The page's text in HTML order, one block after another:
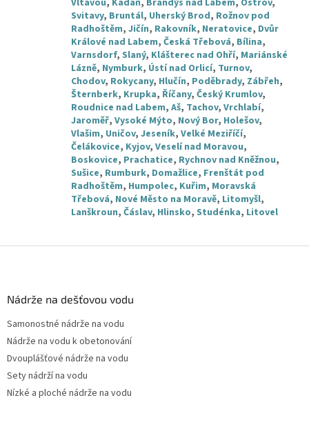
Vltavou, Kadaň, Brandýs nad Labem, Ostrov,
Svitavy, Bruntál, Uherský Brod, Rožnov pod
Radhoštěm, Jičín, Rakovník, Neratovice, Dvůr
Králové nad Labem, Česká Třebová, Bílina,
Varnsdorf, Slaný, Klášterec nad Ohří, Mariánské
Lázně, Nymburk, Ústí nad Orlicí, Turnov,
Chodov, Rokycany, Hlučín, Poděbrady, Zábřeh,
Šternberk, Krupka, Říčany, Český Krumlov,
Roudnice nad Labem, Aš, Tachov, Vrchlabí,
Jaroměř, Vysoké Mýto, Nový Bor, Holešov,
Vlašim, Uničov, Jeseník, Velké Meziříčí,
Čelákovice, Kyjov, Veselí nad Moravou,
Boskovice, Prachatice, Rychnov nad Kněžnou,
Sušice, Rumburk, Domažlice, Frenštát pod
Radhoštěm, Humpolec, Kuřim, Moravská
Třebová, Nové Město na Moravě, Litomyšl,
Lanškroun, Čáslav, Hlinsko, Studénka, Litovel
Nádrže na dešťovou vodu
Samonostné nádrže na vodu
Nádrže na vodu k obetonování
Dvouplášťové nádrže na vodu
Sety nádrží na vodu
Nízké a ploché nádrže na vodu